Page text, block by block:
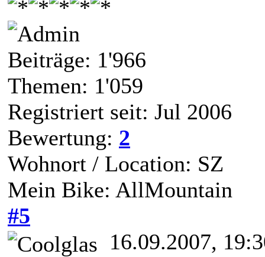
Beiträge: 1'966
Themen: 1'059
Registriert seit: Jul 2006
Bewertung: 2
Wohnort / Location: SZ
Mein Bike: AllMountain
#5
16.09.2007,